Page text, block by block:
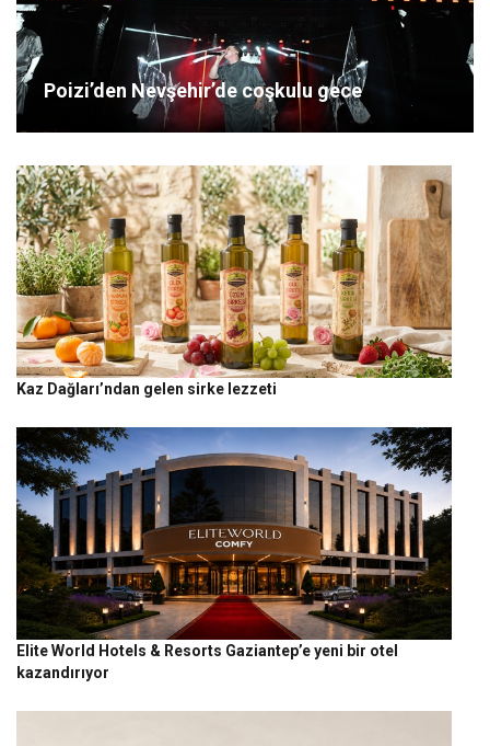
Poizi’den Nevşehir’de coşkulu gece
Kaz Dağları’ndan gelen sirke lezzeti
Elite World Hotels & Resorts Gaziantep’e yeni bir otel
kazandırıyor